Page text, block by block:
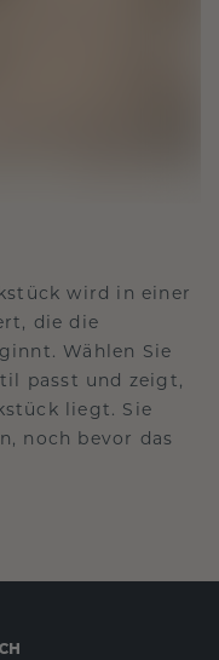
wird in einer
die die
Wählen Sie
passt und zeigt,
liegt. Sie
noch bevor das